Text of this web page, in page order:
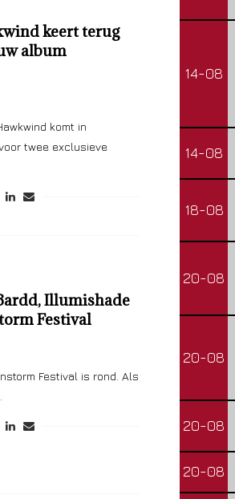
keert terug
album
komt in
twee exclusieve
Illumishade
Festival
Festival is rond. Als
14-08
14-08
18-08
20-08
20-08
20-08
20-08